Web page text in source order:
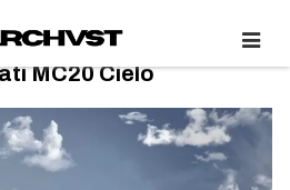
MC20 Cielo